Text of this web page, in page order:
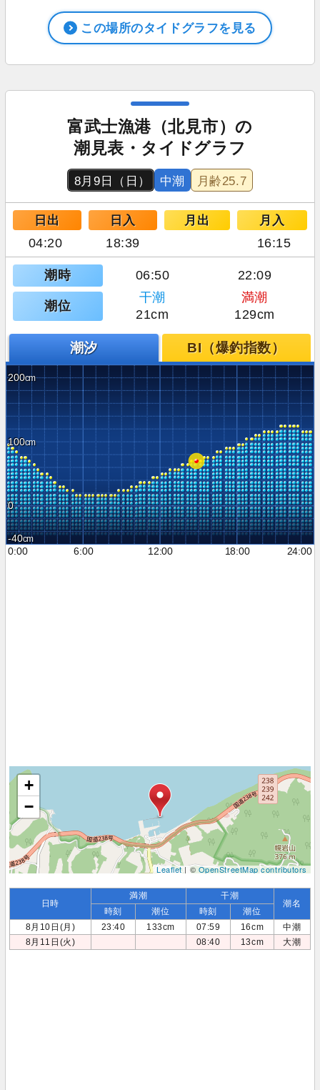
この場所のタイドグラフを見る
富武士漁港（北見市）の
潮見表・タイドグラフ
8月9日（日） 中潮 月齢25.7
日出 日入 月出 月入
04:20 18:39 16:15
潮時 06:50 22:09
潮位
干潮
満潮
21cm
129cm
潮汐 BI（爆釣指数）
200
100
0
-40
0:00
6:00 12:00 18:00 24:00
+
−
Leaflet| ©OpenStreetMap contributors
日時
満潮 干潮
潮名
時刻 潮位 時刻
潮位
8月10日(月)
23:40 133cm 07:59 16cm
中潮
8月11日(火)
08:40 13cm 大潮